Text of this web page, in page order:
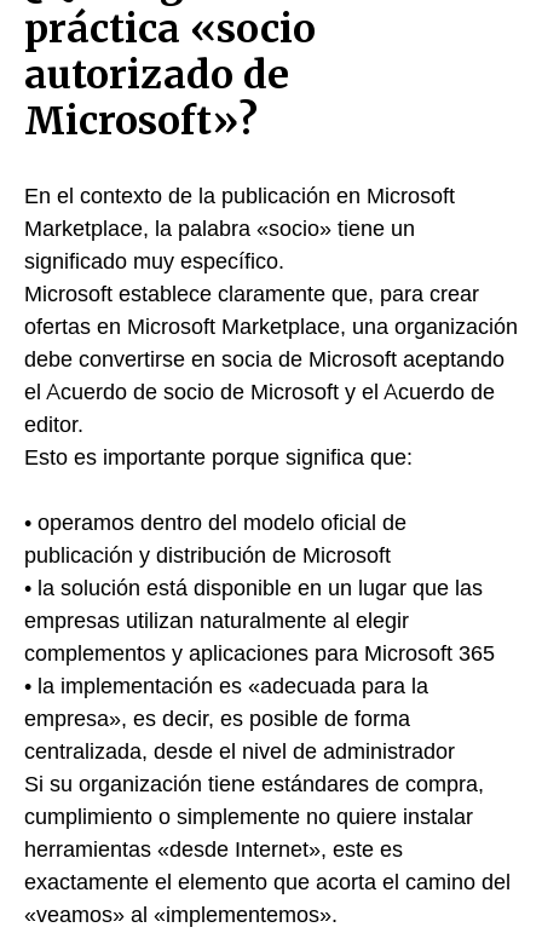
práctica «socio
autorizado de
Microsoft»?
En el contexto de la publicación en Microsoft
Marketplace, la palabra «socio» tiene un
significado muy específico.
Microsoft establece claramente que, para crear
ofertas en Microsoft Marketplace, una organización
debe convertirse en socia de Microsoft aceptando
el Acuerdo de socio de Microsoft y el Acuerdo de
editor.
Esto es importante porque significa que:
• operamos dentro del modelo oficial de
publicación y distribución de Microsoft
• la solución está disponible en un lugar que las
empresas utilizan naturalmente al elegir
complementos y aplicaciones para Microsoft 365
• la implementación es «adecuada para la
empresa», es decir, es posible de forma
centralizada, desde el nivel de administrador
Si su organización tiene estándares de compra,
cumplimiento o simplemente no quiere instalar
herramientas «desde Internet», este es
exactamente el elemento que acorta el camino del
«veamos» al «implementemos».